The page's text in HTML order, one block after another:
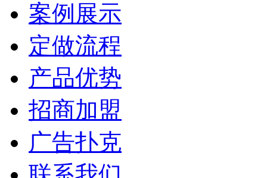
案例展示
定做流程
产品优势
招商加盟
广告扑克